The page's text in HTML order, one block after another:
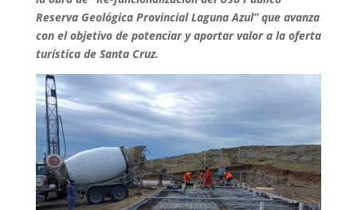
Reserva Geológica Provincial Laguna Azul” que avanza
con el objetivo de potenciar y aportar valor a la oferta
turística de Santa Cruz.